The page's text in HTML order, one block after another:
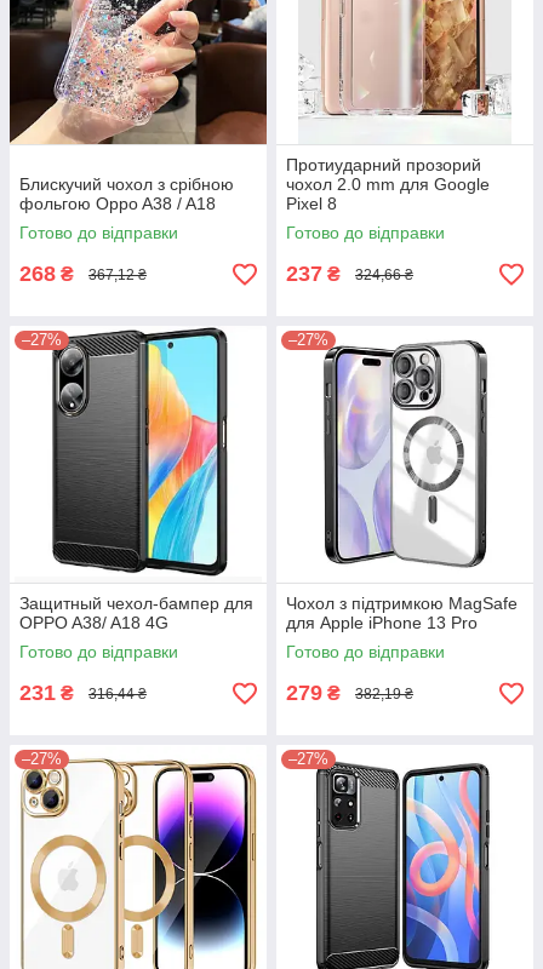
Блискучий чохол з срібною
фольгою Oppo A38 / A18
Готово до відправки
268 ₴ 367,12 ₴
Протиударний прозорий
чохол 2.0 mm для Google
Pixel 8
Готово до відправки
237 ₴ 324,66 ₴
–27%
Защитный чехол-бампер для
OPPO A38/ A18 4G
Готово до відправки
231 ₴ 316,44 ₴
–27%
Чохол з підтримкою MagSafe
для Apple iPhone 13 Pro
Готово до відправки
279 ₴ 382,19 ₴
–27% –27%